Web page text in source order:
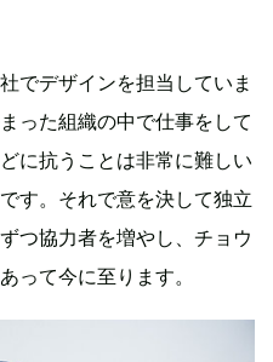
でデザインを担当していま
った組織の中で仕事をして
に抗うことは非常に難しい
す。それで意を決して独立
つ協力者を増やし、チョウ
って今に至ります。